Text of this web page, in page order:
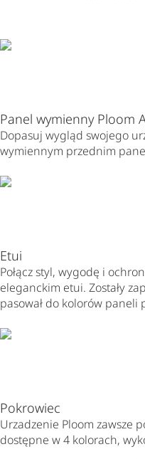
Panel wymienny Ploom
Dopasuj wygląd swojego
wymiennym przednim
Etui
Połącz styl, wygodę i
eleganckim etui. Zostały
pasował do kolorów paneli
Pokrowiec
Urzadzenie Ploom zawsze
dostępne w 4 kolorach,